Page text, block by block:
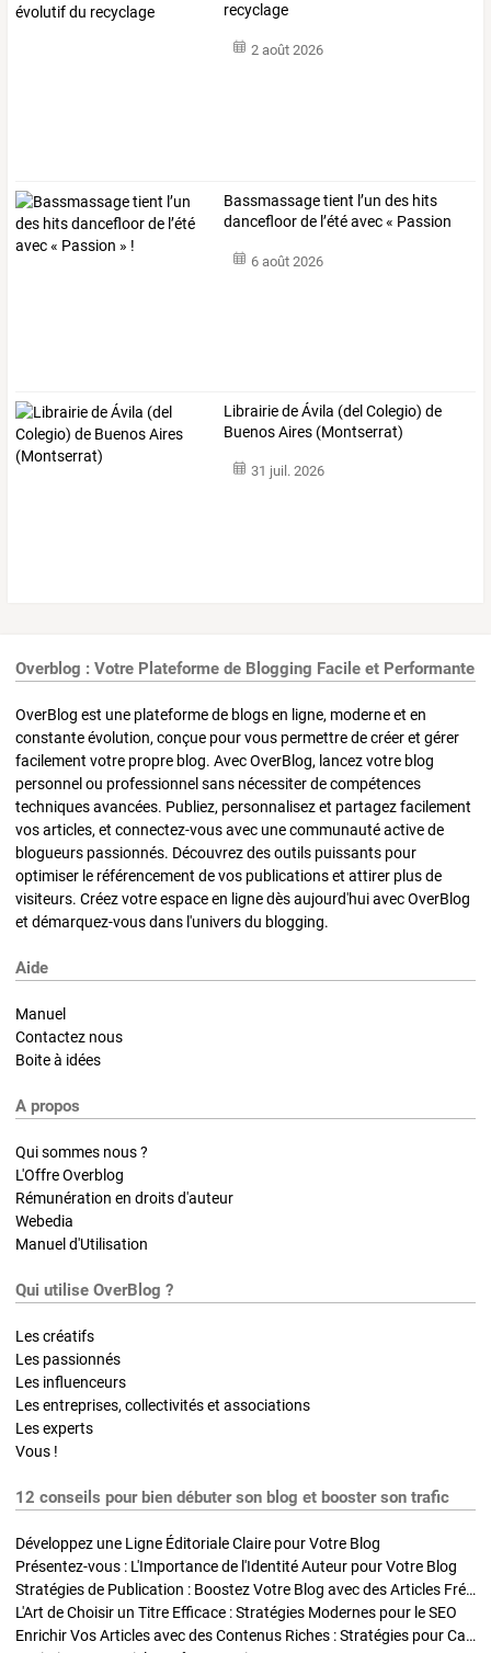
recyclage
2 août 2026
Bassmassage tient l’un des hits
dancefloor de l’été avec « Passion
6 août 2026
Librairie de Ávila (del Colegio) de
Buenos Aires (Montserrat)
31 juil. 2026
Overblog : Votre Plateforme de Blogging Facile et Performante
OverBlog est une plateforme de blogs en ligne, moderne et en
constante évolution, conçue pour vous permettre de créer et gérer
facilement votre propre blog. Avec OverBlog, lancez votre blog
personnel ou professionnel sans nécessiter de compétences
techniques avancées. Publiez, personnalisez et partagez facilement
vos articles, et connectez-vous avec une communauté active de
blogueurs passionnés. Découvrez des outils puissants pour
optimiser le référencement de vos publications et attirer plus de
visiteurs. Créez votre espace en ligne dès aujourd'hui avec OverBlog
et démarquez-vous dans l'univers du blogging.
Aide
Manuel
Contactez nous
Boite à idées
A propos
Qui sommes nous ?
L'Offre Overblog
Rémunération en droits d'auteur
Webedia
Manuel d'Utilisation
Qui utilise OverBlog ?
Les créatifs
Les passionnés
Les influenceurs
Les entreprises, collectivités et associations
Les experts
Vous !
12 conseils pour bien débuter son blog et booster son trafic
Développez une Ligne Éditoriale Claire pour Votre Blog
Présentez-vous : L'Importance de l'Identité Auteur pour Votre Blog
Stratégies de Publication : Boostez Votre Blog avec des Articles Fréquents et Exclusifs
L'Art de Choisir un Titre Efficace : Stratégies Modernes pour le SEO
Enrichir Vos Articles avec des Contenus Riches : Stratégies pour Captiver et Optimiser